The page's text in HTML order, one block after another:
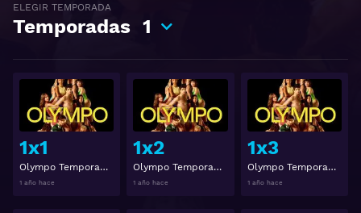
ELEGIR TEMPORADA
Temporadas 1
1x1
Olympo Temporada 1 Capitulo 1
1 año hace
1x2
Olympo Temporada 1 Capitulo 2
1 año hace
1x3
Olympo Temporada 1 Capitulo 3
1 año hace